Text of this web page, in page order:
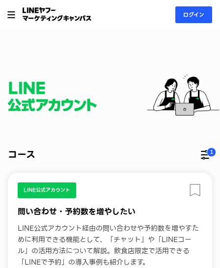
ログイン
コース 更
1
LINE公式アカウント
問い合わせ・予約数を増やしたい
LINE公式アカウント経由の問い合わせや予約数を増やすた
めに利用できる機能として、「チャット」や「LINEコー
ル」の活用方法について解説。飲食店限定で活用できる
「LINEで予約」の導入事例も紹介します。